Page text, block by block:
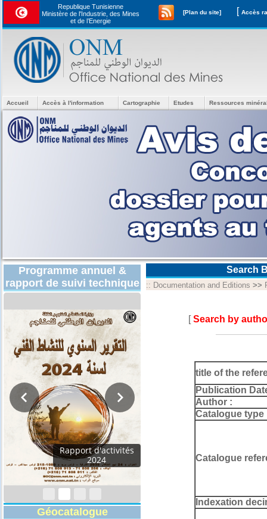
Republique Tunisienne
Ministère de l'Industrie, des Mines
et de l’Energie
[Plan du site] [
Accueil Accès à l'information Cartographie Etudes Ressources
Programme annuel &
rapport de suivi technique
Rapport d'activités
2024
Géocatalogue
Search
:: Documentation and Editions >>
[Search by
title of the
Publication
Author :
Catalogue type
Catalogue
Indexation